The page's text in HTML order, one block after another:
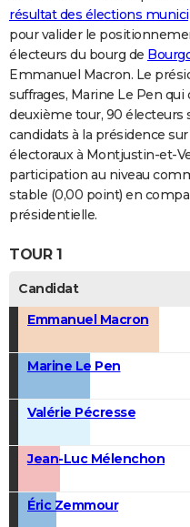
résultat des élections
pour valider le
électeurs du bourg de
Emmanuel Macron. Le
suffrages, Marine Le Pen
deuxième tour, 90 électeurs
candidats à la présidence
électoraux à Montjustin-et-
participation au niveau
stable (0,00 point) en
présidentielle.
TOUR 1
Candidat
Emmanuel Macron
Marine Le Pen
Valérie Pécresse
Jean-Luc Mélenchon
Éric Zemmour